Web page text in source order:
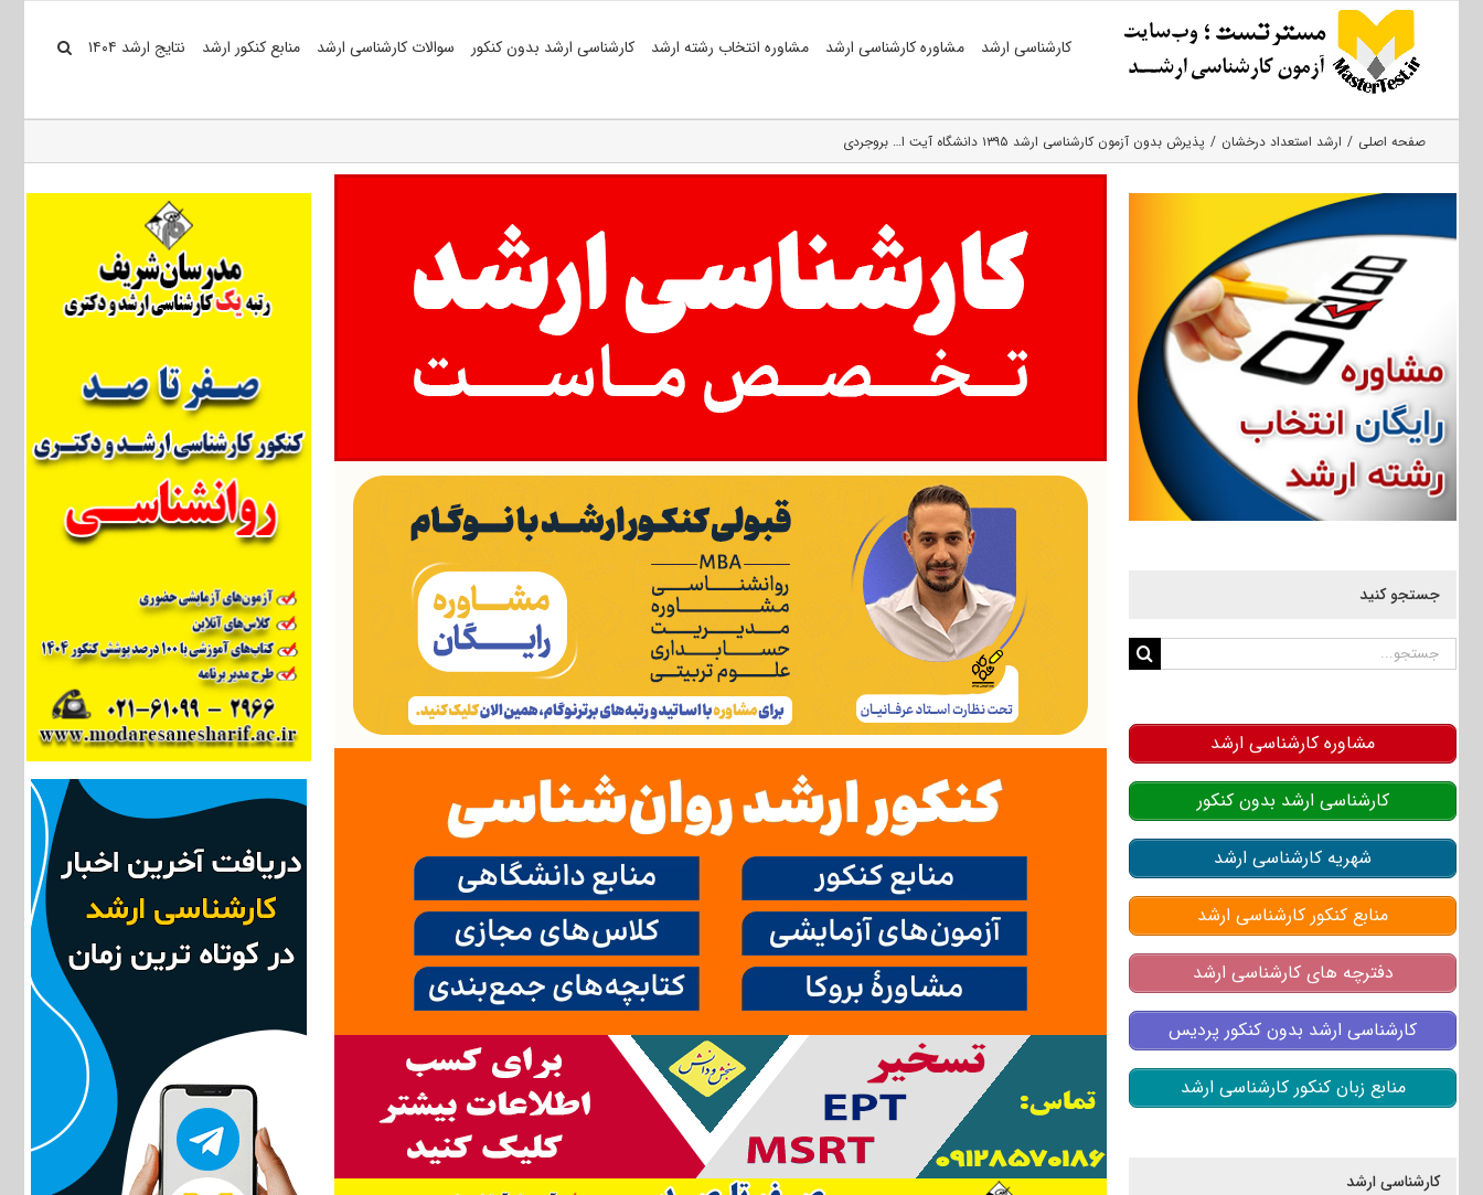
کارشناسی ارشد مشاوره کارشناسی ارشد مشاوره انتخاب رشته ارشد کارشناسی ارشد بدون کنکور سوالات کارشناسی ارشد منابع کنکور ارشد نتایج ارشد ۱۴۰۴
صفحه اصلی ارشد استعداد درخشان پذیرش بدون آزمون کارشناسی ارشد ۱۳۹۵ دانشگاه آیت ا… بروجردی
جستجو کنید
جستجو
مشاوره کارشناسی ارشد
کارشناسی ارشد بدون کنکور
شهریه کارشناسی ارشد
منابع کنکور کارشناسی ارشد
دفترچه های کارشناسی ارشد
کارشناسی ارشد بدون کنکور پردیس
منابع زبان کنکور کارشناسی ارشد
کارشناسی ارشد